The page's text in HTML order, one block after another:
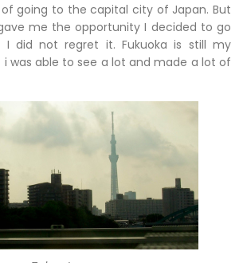
going to the capital city of Japan. But
me the opportunity I decided to go
did not regret it. Fukuoka is still my
was able to see a lot and made a lot of